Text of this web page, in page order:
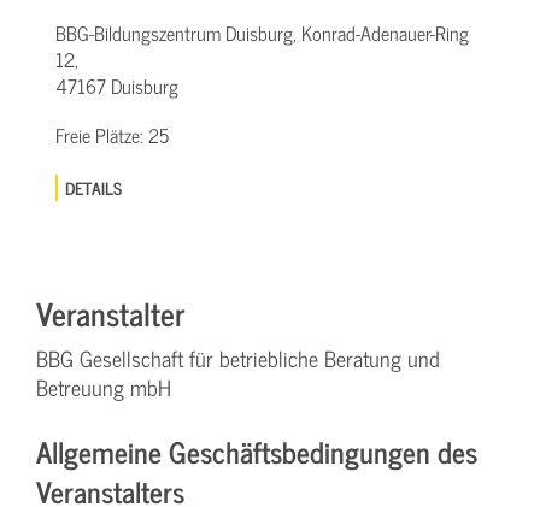
BBG-Bildungszentrum Duisburg, Konrad-Adenauer-Ring
12,
47167 Duisburg
Freie Plätze:25
DETAILS
Veranstalter
BBG Gesellschaft für betriebliche Beratung und
Betreuung mbH
Allgemeine Geschäftsbedingungen des
Veranstalters